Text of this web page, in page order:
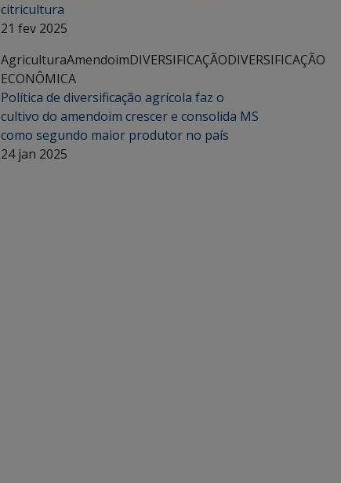
citricultura
21 fev 2025
AgriculturaAmendoimDIVERSIFICAÇÃODIVERSIFICAÇÃO
ECONÔMICA
Política de diversificação agrícola faz o
cultivo do amendoim crescer e consolida MS
como segundo maior produtor no país
24 jan 2025